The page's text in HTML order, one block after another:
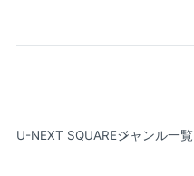
U-NEXT SQUAREジャンル一覧